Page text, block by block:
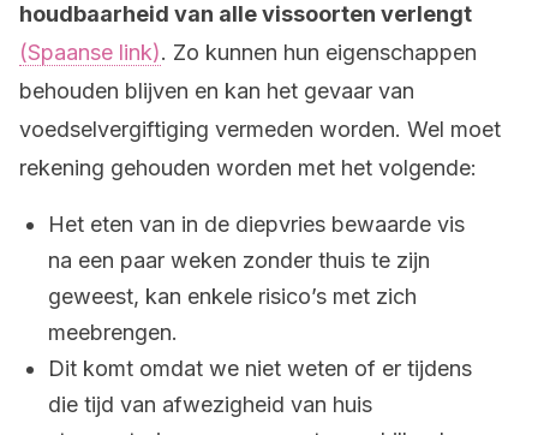
houdbaarheid van alle vissoorten verlengt
(Spaanse link). Zo kunnen hun eigenschappen
behouden blijven en kan het gevaar van
voedselvergiftiging vermeden worden. Wel moet
rekening gehouden worden met het volgende:
Het eten van in de diepvries bewaarde vis
na een paar weken zonder thuis te zijn
geweest, kan enkele risico’s met zich
meebrengen.
Dit komt omdat we niet weten of er tijdens
die tijd van afwezigheid van huis